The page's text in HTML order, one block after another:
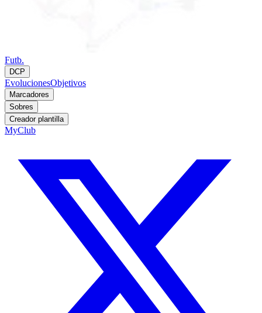
Futb.
DCP
EvolucionesObjetivos
Marcadores
Sobres
Creador plantilla
MyClub